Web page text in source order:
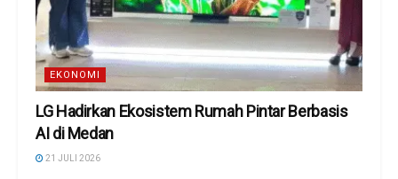
EKONOMI
LG Hadirkan Ekosistem Rumah Pintar Berbasis
AI di Medan
21 JULI 2026